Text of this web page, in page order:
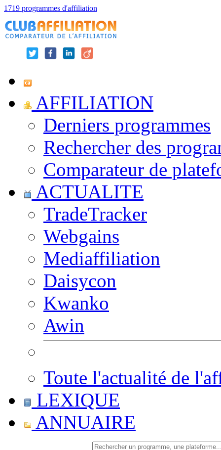
1719 programmes d'affiliation
AFFILIATION
Derniers programmes
Rechercher des
Comparateur de
ACTUALITE
TradeTracker
Webgains
Mediaffiliation
Daisycon
Kwanko
Awin
Toute l'actualité de
LEXIQUE
ANNUAIRE